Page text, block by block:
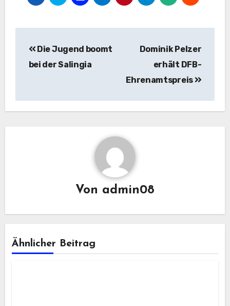
Die Jugend boomt
bei der Salingia
Dominik Pelzer
erhält DFB-
Ehrenamtspreis
Von admin08
Ähnlicher Beitrag